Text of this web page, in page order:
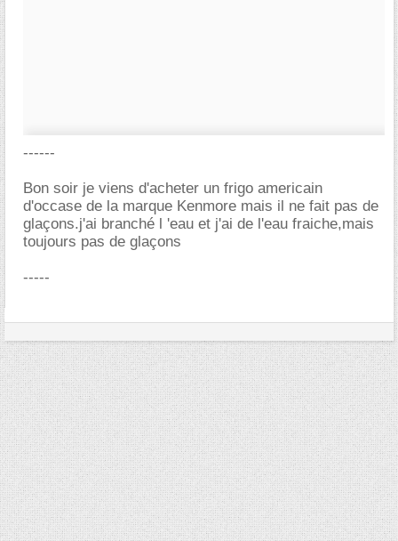
------
Bon soir je viens d'acheter un frigo americain
d'occase de la marque Kenmore mais il ne fait pas de
glaçons.j'ai branché l 'eau et j'ai de l'eau fraiche,mais
toujours pas de glaçons
-----